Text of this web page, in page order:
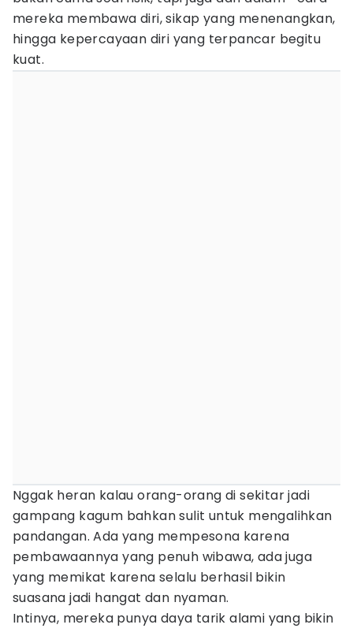
mereka membawa diri, sikap yang menenangkan,
hingga kepercayaan diri yang terpancar begitu
kuat.
Nggak heran kalau orang-orang di sekitar jadi
gampang kagum bahkan sulit untuk mengalihkan
pandangan. Ada yang mempesona karena
pembawaannya yang penuh wibawa, ada juga
yang memikat karena selalu berhasil bikin
suasana jadi hangat dan nyaman.
Intinya, mereka punya daya tarik alami yang bikin